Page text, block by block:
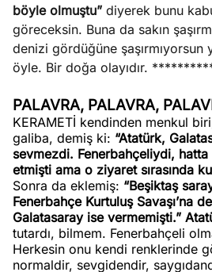
böyle olmuştu” diyerek bunu
göreceksin. Buna da sakın
denizi gördüğüne şaşırmıyorsun
öyle. Bir doğa olayıdır.
PALAVRA, PALAVRA,
KERAMETİ kendinden menkul
galiba, demiş ki: “Atatürk,
sevmezdi. Fenerbahçeliydi, hatta
etmişti ama o ziyaret sırasında
Sonra da eklemiş: “Beşiktaş
Fenerbahçe Kurtuluş Savaşı’na
Galatasaray ise vermemişti.”
tutardı, bilmem. Fenerbahçeli
Herkesin onu kendi renklerinde
normaldir, sevgidendir,